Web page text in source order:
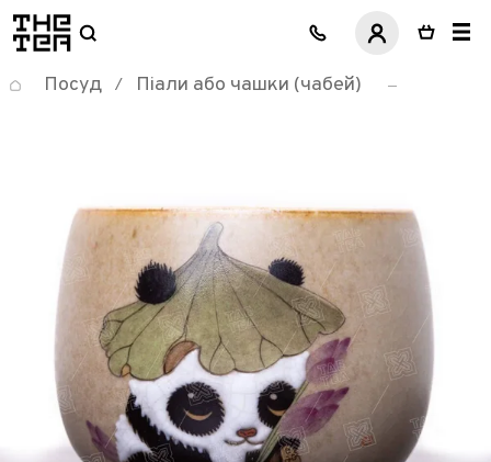
логотип
Посуд / Піали або чашки (чабей)